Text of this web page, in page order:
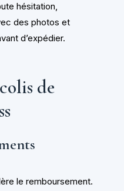
hésitation,
des photos et
d’expédier.
de
le remboursement.